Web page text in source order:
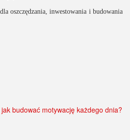
oszczędzania, inwestowania i budowania
budować motywację każdego dnia?